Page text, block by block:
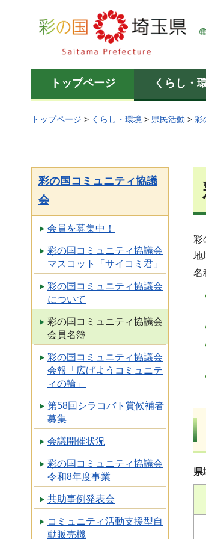
彩の国 埼玉県
トップページ くらし・
トップページ > くらし・環境 > 県民活動 > 彩
彩の国コミュニティ協議
会
会員を募集中！
彩の国コミュニティ協議会
マスコット「サイコミ君」
彩の国コミュニティ協議会
について
彩の国コミュニティ協議会
会員名簿
彩の国コミュニティ協議会
会報「広げようコミュニテ
ィの輪」
第58回シラコバト賞候補者
募集
会議開催状況
彩の国コミュニティ協議会
令和8年度事業
共助事例発表会
コミュニティ活動支援型自
動販売機
彩
地
名
県